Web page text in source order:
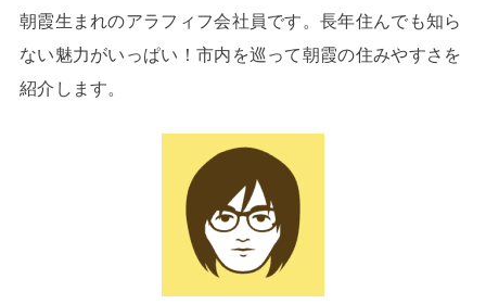
朝霞生まれのアラフィフ会社員です。長年住んでも知ら
ない魅力がいっぱい！市内を巡って朝霞の住みやすさを
紹介します。